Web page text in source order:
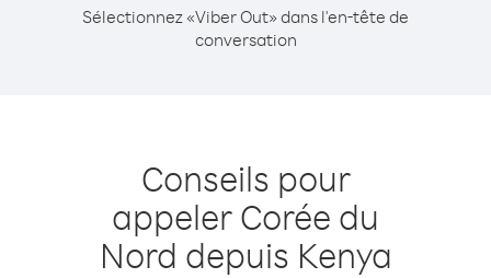
Sélectionnez «Viber Out» dans l'en-tête de
conversation
Conseils pour
appeler Corée du
Nord depuis Kenya